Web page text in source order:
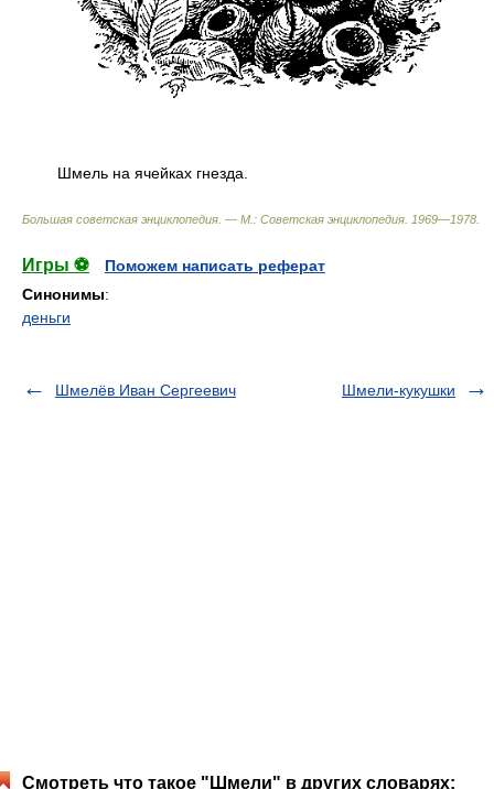
Шмель на ячейках гнезда.
Большая советская энциклопедия. — М.: Советская энциклопедия 1969—1978
Игры ⚽
Поможем написать реферат
Синонимы:
деньги
Шмелёв Иван Сергеевич Шмели-кукушки
Смотреть что такое "Шмели" в других словарях: